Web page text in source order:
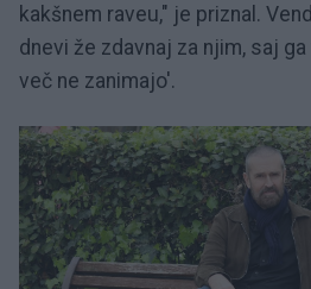
kakšnem raveu," je priznal.
dnevi že zdavnaj za njim, saj
več ne zanimajo'.